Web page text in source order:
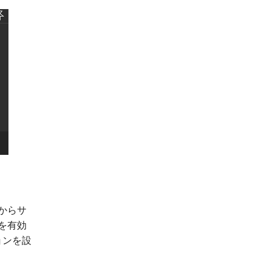
らサ
有効
を設